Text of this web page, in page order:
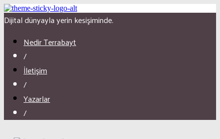
Dijital dünyayla yerin kesişiminde.
Nedir Terrabayt
/
İletişim
/
Yazarlar
/